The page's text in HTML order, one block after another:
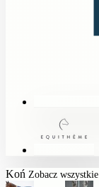
Koń Zobacz wszystkie